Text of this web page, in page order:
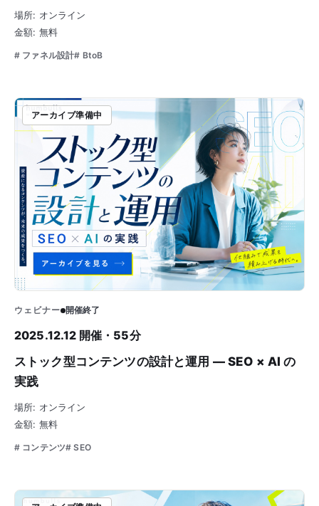
場所: オンライン
金額: 無料
# ファネル設計# BtoB
アーカイブ準備中
ウェビナー 開催終了
2025.12.12 開催・55分
ストック型コンテンツの設計と運用 — SEO × AI の
実践
場所: オンライン
金額: 無料
# コンテンツ# SEO